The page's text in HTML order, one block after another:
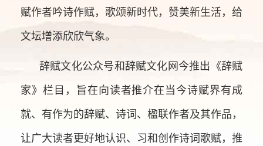
赋作者吟诗作赋，歌颂新时代，赞美新生活，给
文坛增添欣欣气象。
辞赋文化公众号和辞赋文化网今推出《辞赋
家》栏目，旨在向读者推介在当今诗赋界有成
就、有作为的辞赋、诗词、楹联作者及其作品，
让广大读者更好地认识、习和创作诗词歌赋，推